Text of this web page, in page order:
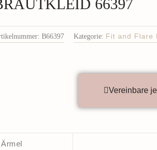
66397
B66397 Kategorie: Fit and Flare
Vereinbare
Ärmel